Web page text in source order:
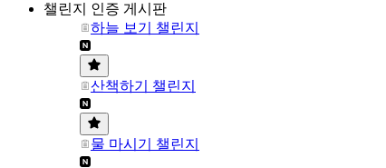
챌린지 인증 게시판
하늘 보기 챌린지
산책하기 챌린지
물 마시기 챌린지